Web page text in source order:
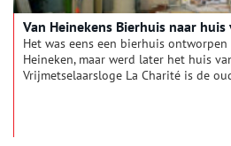
Van Heinekens Bierhuis naar
Het was eens een bierhuis
Heineken, maar werd later het huis
Vrijmetselaarsloge La Charité is de